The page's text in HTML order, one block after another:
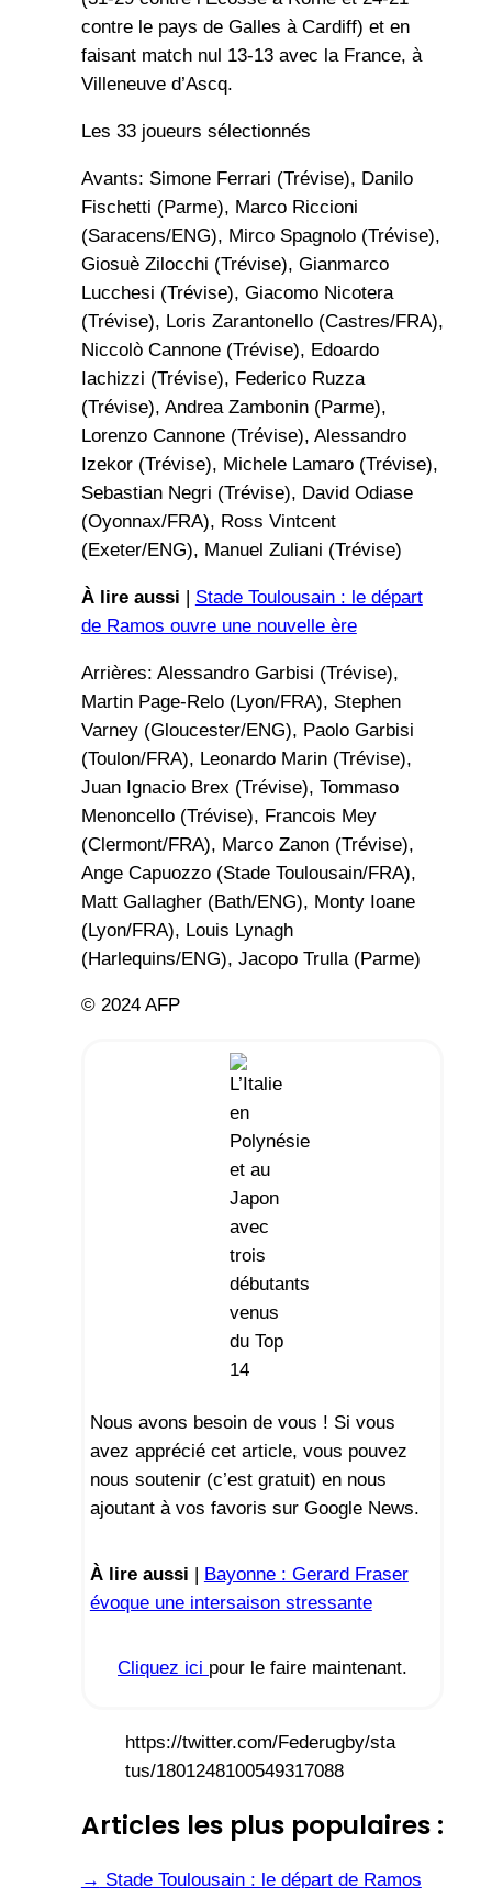
contre le pays de Galles à Cardiff) et en
faisant match nul 13-13 avec la France, à
Villeneuve d’Ascq.
Les 33 joueurs sélectionnés
Avants: Simone Ferrari (Trévise), Danilo
Fischetti (Parme), Marco Riccioni
(Saracens/ENG), Mirco Spagnolo (Trévise),
Giosuè Zilocchi (Trévise), Gianmarco
Lucchesi (Trévise), Giacomo Nicotera
(Trévise), Loris Zarantonello (Castres/FRA),
Niccolò Cannone (Trévise), Edoardo
Iachizzi (Trévise), Federico Ruzza
(Trévise), Andrea Zambonin (Parme),
Lorenzo Cannone (Trévise), Alessandro
Izekor (Trévise), Michele Lamaro (Trévise),
Sebastian Negri (Trévise), David Odiase
(Oyonnax/FRA), Ross Vintcent
(Exeter/ENG), Manuel Zuliani (Trévise)
À lire aussi | Stade Toulousain : le départ
de Ramos ouvre une nouvelle ère
Arrières: Alessandro Garbisi (Trévise),
Martin Page-Relo (Lyon/FRA), Stephen
Varney (Gloucester/ENG), Paolo Garbisi
(Toulon/FRA), Leonardo Marin (Trévise),
Juan Ignacio Brex (Trévise), Tommaso
Menoncello (Trévise), Francois Mey
(Clermont/FRA), Marco Zanon (Trévise),
Ange Capuozzo (Stade Toulousain/FRA),
Matt Gallagher (Bath/ENG), Monty Ioane
(Lyon/FRA), Louis Lynagh
(Harlequins/ENG), Jacopo Trulla (Parme)
© 2024 AFP
Nous avons besoin de vous ! Si vous
avez apprécié cet article, vous pouvez
nous soutenir (c’est gratuit) en nous
ajoutant à vos favoris sur Google News.
À lire aussi | Bayonne : Gerard Fraser
évoque une intersaison stressante
Cliquez ici pour le faire maintenant.
https://twitter.com/Federugby/sta
tus/1801248100549317088
Articles les plus populaires :
→ Stade Toulousain : le départ de Ramos